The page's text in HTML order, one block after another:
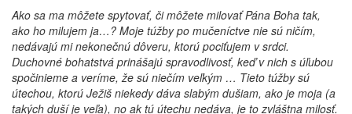
Ako sa ma môžete spytovať, či môžete milovať Pána Boha tak,
ako ho milujem ja…? Moje túžby po mučeníctve nie sú ničím,
nedávajú mi nekonečnú dôveru, ktorú pociťujem v srdci.
Duchovné bohatstvá prinášajú spravodlivosť, keď v nich s úľubou
spočinieme a veríme, že sú niečím veľkým … Tieto túžby sú
útechou, ktorú Ježiš niekedy dáva slabým dušiam, ako je moja (a
takých duší je veľa), no ak tú útechu nedáva, je to zvláštna milosť.